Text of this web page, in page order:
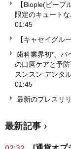
【Biople(ビー
限定のキュート
01:45
【キャセイグル
歯科業界初*、パ
の口唇ケアと予
スンスン デンタ
01:45
最新のプレスリ
最新記事